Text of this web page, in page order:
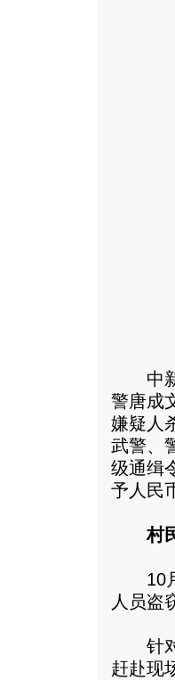
中新
警唐成
嫌疑人
武警、
级通缉
予人民
村
10月
人员盗
针对
赶赴现